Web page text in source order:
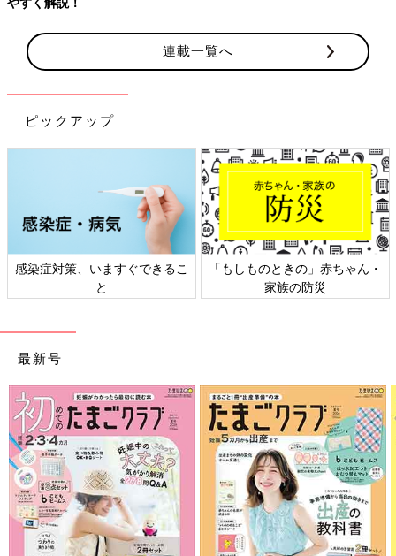
連載一覧へ
ピックアップ
日本外来小児科学会リーフレッ
ト検討会
六星占術 細木かおりさんの人生
相談
最新号